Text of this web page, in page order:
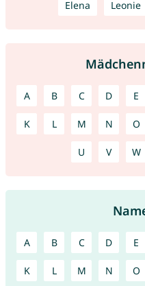
Elena Leonie
A B C D E
K L M N O
U V W
A B C D E
K L M N O